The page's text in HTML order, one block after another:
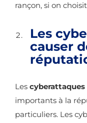
rançon, si on
Les
causer
Les cyberattaques
importants à la
particuliers. Les